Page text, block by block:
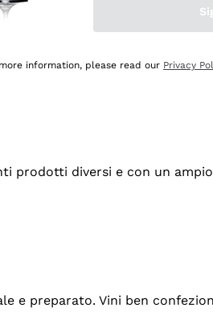
diversi e con un
e preparato. Vini ben
information, please read our Privacy